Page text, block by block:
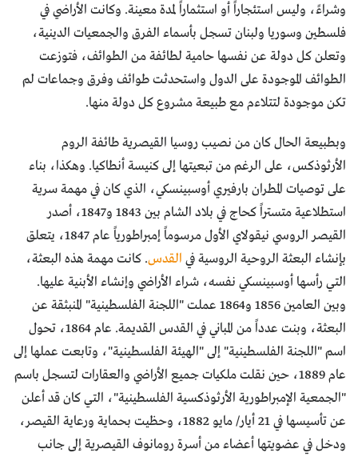
وشراءً، وليس استئجاراً أو استثماراً لمدة معينة. وكانت الأراضي في
فلسطين وسوريا ولبنان تسجل بأسماء الفرق والجمعيات الدينية،
وتعلن كل دولة عن نفسها حامية لطائفة من الطوائف، فتوزعت
الطوائف الموجودة على الدول واستحدثت طوائف وفرق وجماعات لم
تكن موجودة لتتلاءم مع طبيعة مشروع كل دولة منها.
وبطبيعة الحال كان من نصيب روسيا القيصرية طائفة الروم
الأرثوذكس، على الرغم من تبعيتها إلى كنيسة أنطاكيا. وهكذا، بناء
على توصيات المطران بارفيري أوسبينسكي، الذي كان في مهمة سرية
استطلاعية متستراً كحاج في بلاد الشام بين 1843 و1847، أصدر
القيصر الروسي نيقولاي الأول مرسوماً إمبراطورياً عام 1847، يتعلق
بإنشاء البعثة الروحية الروسية في القدس. كانت مهمة هذه البعثة،
التي رأسها أوسبينسكي نفسه، شراء الأراضي وإنشاء الأبنية عليها.
وبين العامين 1856 و1864 عملت "اللجنة الفلسطينية" المنبثقة عن
البعثة، وبنت عدداً من المباني في القدس القديمة. عام 1864، تحول
اسم "اللجنة الفلسطينية" إلى "الهيئة الفلسطينية"، وتابعت عملها إلى
عام 1889، حين نقلت ملكيات جميع الأراضي والعقارات لتسجل باسم
"الجمعية الإمبراطورية الأرثوذكسية الفلسطينية"، التي كان قد أعلن
عن تأسيسها في 21 أيار/ مايو 1882، وحظيت بحماية ورعاية القيصر،
ودخل في عضويتها أعضاء من أسرة رومانوف القيصرية إلى جانب